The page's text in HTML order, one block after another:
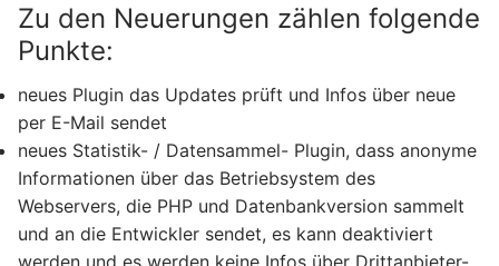
Zu den Neuerungen zählen folgende
Punkte:
neues Plugin das Updates prüft und Infos über neue
per E-Mail sendet
neues Statistik- / Datensammel- Plugin, dass anonyme
Informationen über das Betriebsystem des
Webservers, die PHP und Datenbankversion sammelt
und an die Entwickler sendet, es kann deaktiviert
werden und es werden keine Infos über Drittanbieter-